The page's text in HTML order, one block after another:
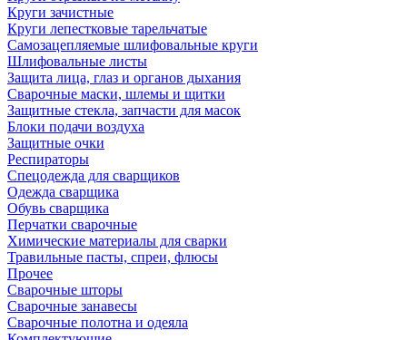
Круги зачистные
Круги лепестковые тарельчатые
Самозацепляемые шлифовальные круги
Шлифовальные листы
Защита лица, глаз и органов дыхания
Сварочные маски, шлемы и щитки
Защитные стекла, запчасти для масок
Блоки подачи воздуха
Защитные очки
Респираторы
Спецодежда для сварщиков
Одежда сварщика
Обувь сварщика
Перчатки сварочные
Химические материалы для сварки
Травильные пасты, спреи, флюсы
Прочее
Сварочные шторы
Сварочные занавесы
Сварочные полотна и одеяла